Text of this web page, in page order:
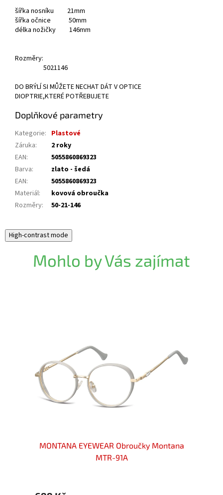
šířka nosníku 21mm
šířka očnice 50mm
délka nožičky 146mm
Rozměry:
5021146
DO BRÝLÍ SI MŮŽETE NECHAT DÁT V OPTICE
DIOPTRIE,KTERÉ POTŘEBUJETE
Doplňkové parametry
Kategorie: Plastové
Záruka:
2 roky
EAN:
5055860869323
Barva:
zlato - šedá
EAN:
5055860869323
Materiál:
kovová obroučka
Rozměry: 50-21-146
High-contrast mode
Mohlo by Vás zajímat
MONTANA EYEWEAR Obroučky Montana
MTR-91A